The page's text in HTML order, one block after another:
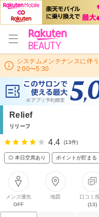
システムメンテナンスに伴
2:00〜5:30
Relief
リリーフ
4.4 (13件)
◎ 本日空席あり ポイントが貯まる
メンズ優先
OFF
地図
口コミ
(13)